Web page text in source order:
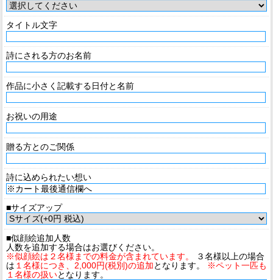
タイトル文字
詩にされる方のお名前
作品に小さく記載する日付と名前
お祝いの用途
贈る方とのご関係
詩に込められたい想い
■サイズアップ
■似顔絵追加人数
人数を追加する場合はお選びください。
※似顔絵は２名様までの料金が含まれています。
３名様以上の場合
は １名様につき、2,000円(税別)の追加となります。
※ペット一匹も
１名様の扱いとなります。